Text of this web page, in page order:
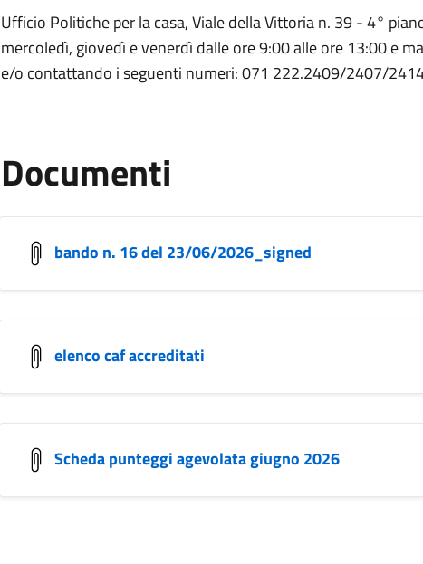
Ufficio Politiche per la casa, Viale della Vittoria n. 39 - 4°
mercoledì, giovedì e venerdì dalle ore 9:00 alle ore 13:00 e
e/o contattando i seguenti numeri: 071 222.2409/2407/
Documenti
bando n. 16 del 23/06/2026_signed
elenco caf accreditati
Scheda punteggi agevolata giugno 2026